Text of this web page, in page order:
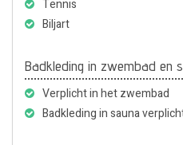
Tennis
Biljart
Badkleding in zwembad en
Verplicht in het zwembad
Badkleding in sauna